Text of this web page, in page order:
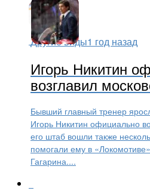
Другие виды1 год назад
Игорь Никитин
возглавил
Бывший главный тренер
Игорь Никитин официально
его штаб вошли также
помогали ему в
Гагарина....